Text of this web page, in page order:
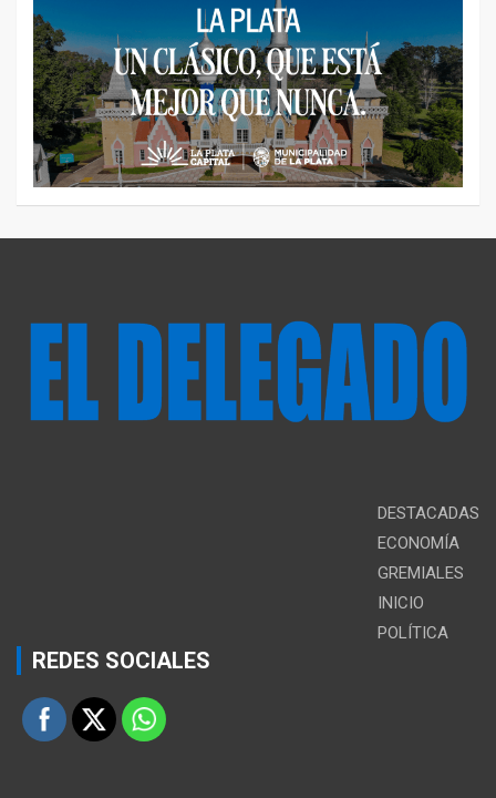
DESTACADAS
ECONOMÍA
GREMIALES
INICIO
POLÍTICA
REDES SOCIALES